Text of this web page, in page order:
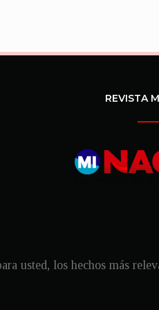
REVISTA
usted, los hechos más